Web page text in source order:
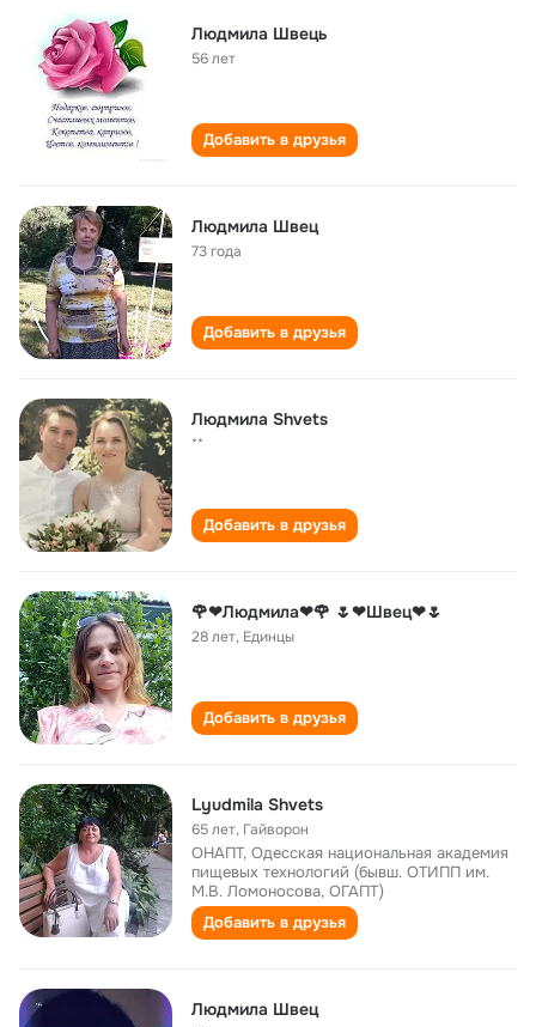
Людмила Швець
56 лет
Добавить в друзья
Людмила Швец
73 года
Добавить в друзья
Людмила Shvets
**
Добавить в друзья
🌹❤Людмила❤🌹 🌷❤Швец❤🌷
28 лет, Единцы
Добавить в друзья
Lyudmila Shvets
65 лет, Гайворон
ОНАПТ, Одесская национальная академия
пищевых технологий (бывш. ОТИПП им.
М.В. Ломоносова, ОГАПТ)
Добавить в друзья
Людмила Швец